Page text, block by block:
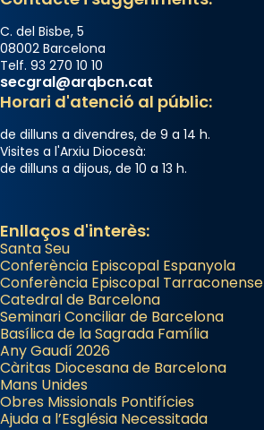
C. del Bisbe, 5
08002 Barcelona
Telf. 93 270 10 10
secgral@arqbcn.cat
Horari d'atenció al públic:
de dilluns a divendres, de 9 a 14 h.
Visites a l'Arxiu Diocesà:
de dilluns a dijous, de 10 a 13 h.
Enllaços d'interès:
Santa Seu
Conferència Episcopal Espanyola
Conferència Episcopal Tarraconense
Catedral de Barcelona
Seminari Conciliar de Barcelona
Basílica de la Sagrada Família
Any Gaudí 2026
Càritas Diocesana de Barcelona
Mans Unides
Obres Missionals Pontifícies
Ajuda a l’Església Necessitada